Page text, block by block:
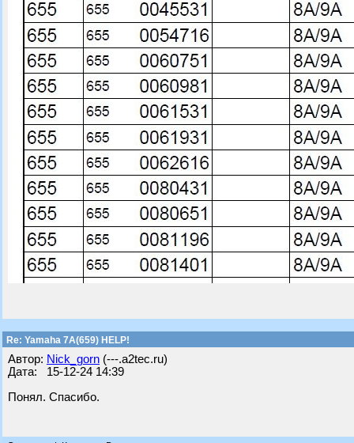
Re: Yamaha 7A(659) HELP!
Автор: Nick_gorn (---.a2tec.ru)
Дата: 15-12-24 14:39
Понял. Спасибо.